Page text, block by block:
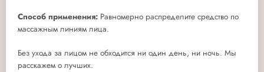
Способ применения: Равномерно распределите средство по
массажным линиям лица.
Без ухода за лицом не обходится ни один день, ни ночь. Мы
расскажем о лучших.